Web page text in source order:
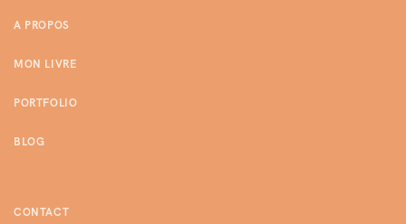
A PROPOS
MON LIVRE
PORTFOLIO
BLOG
CONTACT